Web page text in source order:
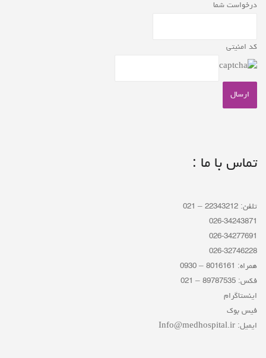
درخواست شما
کد امنیتی
تماس با ما :
تلفن: 22343212 – 021
026-34243871
026-34277691
026-32746228
همراه: 8016161 – 0930
فکس: 89787535 – 021
اینستاگرام
فیس بوک
ایمیل: Info@medhospital.ir